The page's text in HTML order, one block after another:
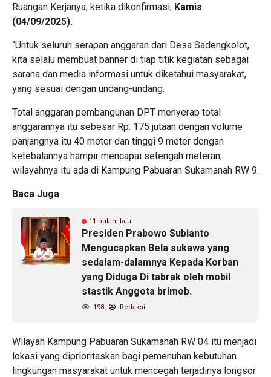
Ruangan Kerjanya, ketika dikonfirmasi, Kamis
(04/09/2025).
“Untuk seluruh serapan anggaran dari Desa Sadengkolot,
kita selalu membuat banner di tiap titik kegiatan sebagai
sarana dan media informasi untuk diketahui masyarakat,
yang sesuai dengan undang-undang.
Total anggaran pembangunan DPT menyerap total
anggarannya itu sebesar Rp. 175 jutaan dengan volume
panjangnya itu 40 meter dan tinggi 9 meter dengan
ketebalannya hampir mencapai setengah meteran,
wilayahnya itu ada di Kampung Pabuaran Sukamanah RW 9.
Baca Juga
11 bulan lalu
Presiden Prabowo Subianto
Mengucapkan Bela sukawa yang
sedalam-dalamnya Kepada Korban
yang Diduga Di tabrak oleh mobil
stastik Anggota brimob.
198 Redaksi
Wilayah Kampung Pabuaran Sukamanah RW 04 itu menjadi
lokasi yang diprioritaskan bagi pemenuhan kebutuhan
lingkungan masyarakat untuk mencegah terjadinya longsor